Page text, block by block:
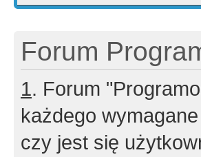
Forum
1. Forum
każdego
czy jest się